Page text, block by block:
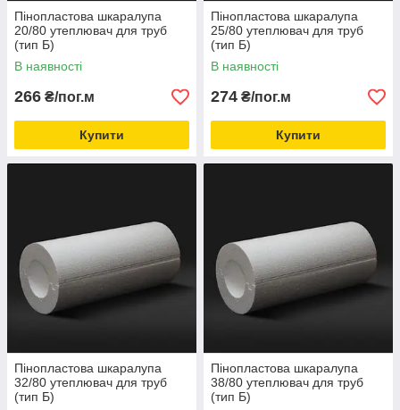
Пінопластова шкаралупа
20/80 утеплювач для труб
(тип Б)
В наявності
266 ₴/пог.м
Купити
Пінопластова шкаралупа
25/80 утеплювач для труб
(тип Б)
В наявності
274 ₴/пог.м
Купити
Пінопластова шкаралупа
32/80 утеплювач для труб
(тип Б)
Пінопластова шкаралупа
38/80 утеплювач для труб
(тип Б)